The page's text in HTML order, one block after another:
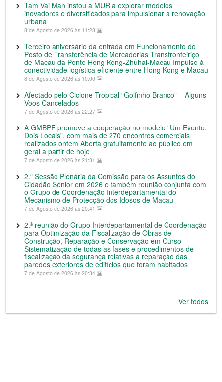
Tam Vai Man instou a MUR a explorar modelos
inovadores e diversificados para impulsionar a renovação
urbana
8 de Agosto de 2026 às 11:28
Terceiro aniversário da entrada em Funcionamento do
Posto de Transferência de Mercadorias Transfronteiriço
de Macau da Ponte Hong Kong-Zhuhai-Macau Impulso à
conectividade logística eficiente entre Hong Kong e Macau
8 de Agosto de 2026 às 10:00
Afectado pelo Ciclone Tropical “Golfinho Branco” – Alguns
Voos Cancelados
7 de Agosto de 2026 às 22:27
A GMBPF promove a cooperação no modelo “Um Evento,
Dois Locais”, com mais de 270 encontros comerciais
realizados ontem Aberta gratuitamente ao público em
geral a partir de hoje
7 de Agosto de 2026 às 21:31
2.ª Sessão Plenária da Comissão para os Assuntos do
Cidadão Sénior em 2026 e também reunião conjunta com
o Grupo de Coordenação Interdepartamental do
Mecanismo de Protecção dos Idosos de Macau
7 de Agosto de 2026 às 20:41
2.ª reunião do Grupo Interdepartamental de Coordenação
para Optimização da Fiscalização de Obras de
Construção, Reparação e Conservação em Curso
Sistematização de todas as fases e procedimentos de
fiscalização da segurança relativas a reparação das
paredes exteriores de edifícios que foram habitados
7 de Agosto de 2026 às 20:34
Ver todos